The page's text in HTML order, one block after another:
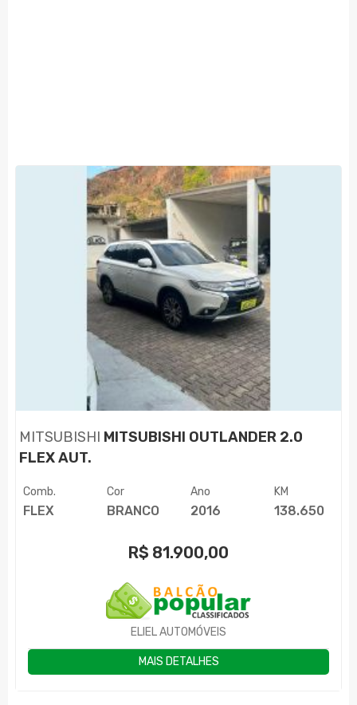
MITSUBISHI MITSUBISHI OUTLANDER 2.0
FLEX AUT.
Comb.
FLEX
Cor
BRANCO
Ano
2016
KM
138.650
R$ 81.900,00
ELIEL AUTOMÓVEIS
MAIS DETALHES